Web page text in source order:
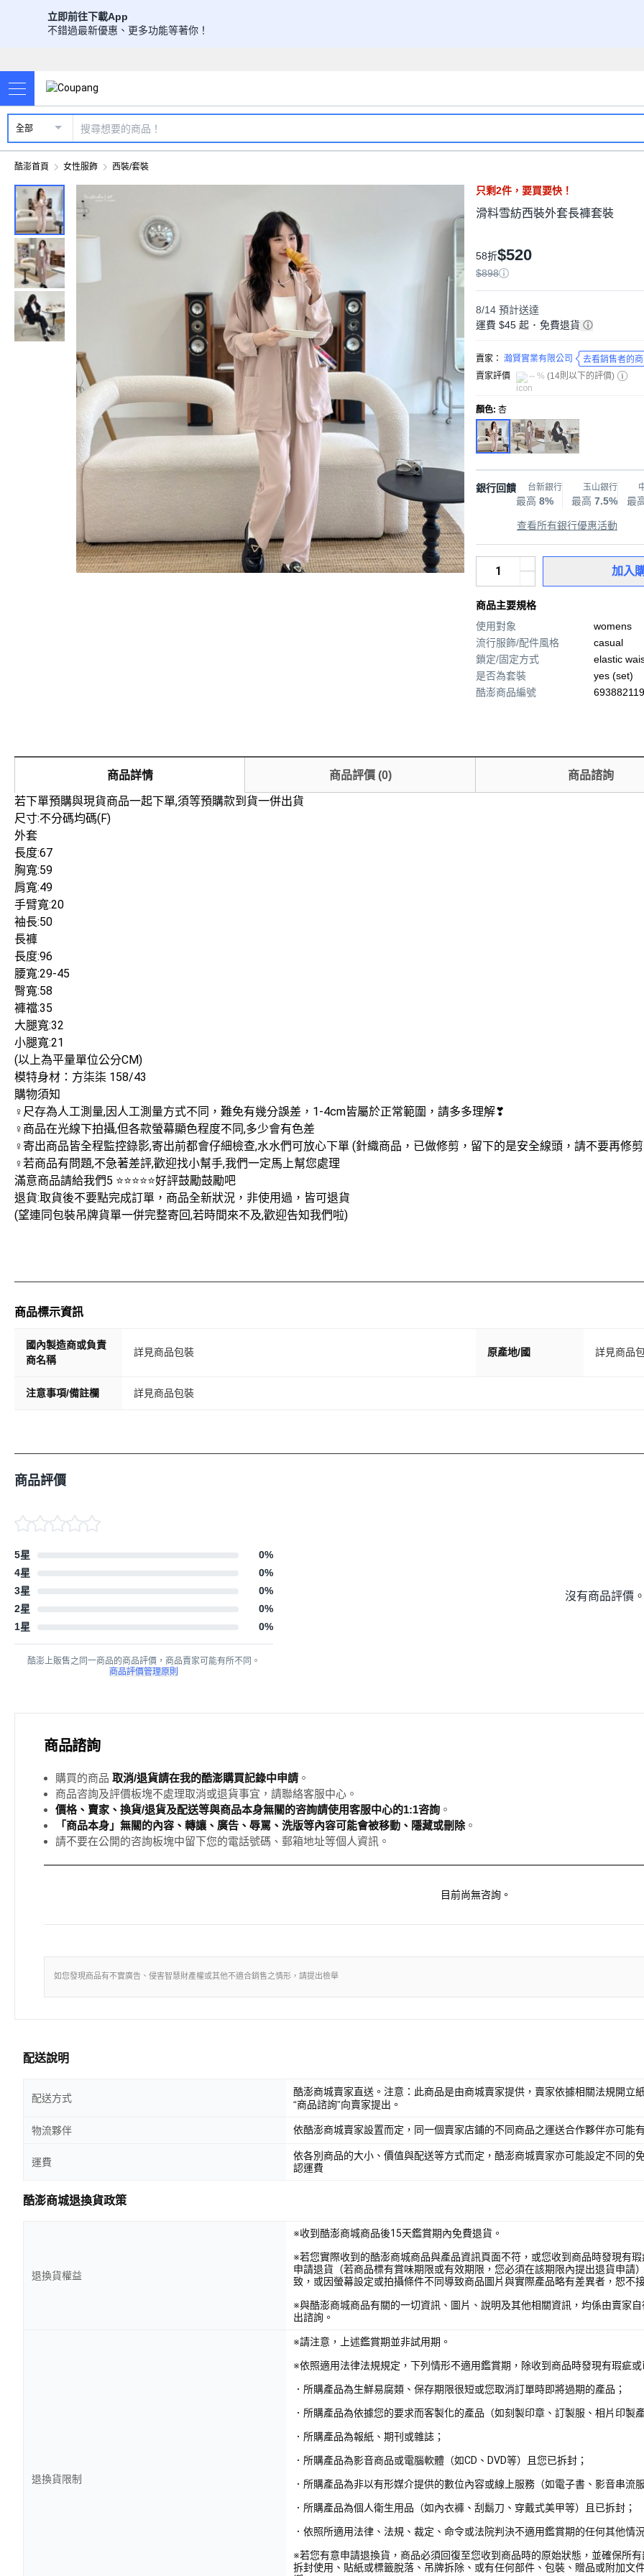
立即前往下載App
不錯過最新優惠、更多功能等著你！
全部
酷澎首頁 女性服飾 西裝/套裝
只剩2件， 要買要快！
滑料雪紡西裝外套長褲套裝
58折$520
$898
8/14 預計送達
運費 $45 起 ･ 免費退貨
賣家： 瀚賢實業有限公司
去看銷售者的
賣家評價
-- % (14則以下的評價)
顏色: 杏
銀行回饋 台新銀行
最高 8%
玉山銀行
最高 7.5% 最
查看所有銀行優惠活動
加入
商品主要規格
使用對象
womens
流行服飾/配件風格
casual
鎖定/固定方式
elastic
是否為套裝
yes (set)
酷澎商品編號
商品詳情 商品評價(0) 商品諮詢
若下單預購與現貨商品一起下單,須等預購款到貨一併出貨
尺寸:不分碼均碼(F)
外套
長度:67
胸寬:59
肩寬:49
手臂寬:20
袖長:50
長褲
長度:96
腰寬:29-45
臀寬:58
褲襠:35
大腿寬:32
小腿寬:21
(以上為平量單位公分CM)
模特身材：方柒柒 158/43
購物須知
‍♀️尺存為人工測量,因人工測量方式不同，難免有幾分誤差，1-4cm皆屬於正常範圍，請多多理解❣
‍♀️商品在光線下拍攝,但各款螢幕顯色程度不同,多少會有色差
‍♀️寄出商品皆全程監控錄影,寄出前都會仔細檢查,水水們可放心下單 (針織商品，已做修剪，留下的是安全線頭，請不要再修
‍♀️若商品有問題,不急著差評,歡迎找小幫手,我們一定馬上幫您處理
滿意商品請給我們5 ⭐⭐⭐⭐⭐好評鼓勵鼓勵吧
退貨:取貨後不要點完成訂單，商品全新狀況，非使用過，皆可退貨
(望連同包裝吊牌貨單一併完整寄回,若時間來不及,歡迎告知我們啦)
商品標示資訊
國內製造商或負責
商名稱
詳見商品包裝 原產地/國 詳見商品
注意事項/備註欄 詳見商品包裝
商品評價
5星 0%
4星
0%
3星
0%
2星
0%
1星
0%
酷澎上販售之同一商品的商品評價，商品賣家可能有所不同。
商品評價管理原則
沒有商品評價
商品諮詢
購買的商品 取消/退貨請在我的酷澎購買記錄中申請 。
商品咨詢及評價板塊不處理取消或退貨事宜，請聯絡客服中心。
價格、賣家、換貨/退貨及配送等與商品本身無關的咨詢請使用客服中心的1:1咨詢 。
「商品本身」無關的內容、轉讓、廣告、辱罵、洗版等內容可能會被移動、隱藏或刪除。
請不要在公開的咨詢板塊中留下您的電話號碼、郵箱地址等個人資訊。
目前尚無咨詢。
如您發現商品有不實廣告、侵害智慧財產權或其他不適合銷售之情形，請提出檢舉
配送說明
配送方式
酷澎商城賣家直送。注意：此商品是由商城賣家提供，賣家依據相關法規開
“商品諮詢”向賣家提出。
物流夥伴 依酷澎商城賣家設置而定，同一個賣家店鋪的不同商品之運送合作夥伴亦可能
運費
依各別商品的大小、價值與配送等方式而定，酷澎商城賣家亦可能設定不同的
認運費
酷澎商城退換貨政策
退換貨權益
※收到酷澎商城商品後15天鑑賞期內免費退貨。
※若您實際收到的酷澎商城商品與產品資訊頁面不符，或您收到商品時發現有
申請退貨（若商品標有賞味期限或有效期限，您必須在該期限內提出退貨申
致，或因螢幕設定或拍攝條件不同導致商品圖片與實際產品略有差異者，恕不
※與酷澎商城商品有關的一切資訊、圖片、說明及其他相關資訊，均係由賣家
出諮詢。
退換貨限制
※請注意，上述鑑賞期並非試用期。
※依照適用法律法規規定，下列情形不適用鑑賞期，除收到商品時發現有瑕疵
．所購產品為生鮮易腐類、保存期限很短或您取消訂單時即將過期的產品；
．所購產品為依據您的要求而客製化的產品（如刻製印章、訂製服、相片印製
．所購產品為報紙、期刊或雜誌；
．所購產品為影音商品或電腦軟體（如CD、DVD等）且您已拆封；
．所購產品為非以有形媒介提供的數位內容或線上服務（如電子書、影音串
．所購產品為個人衛生用品（如內衣褲、刮鬍刀、穿戴式美甲等）且已拆封；
．依照所適用法律、法規、裁定、命令或法院判決不適用鑑賞期的任何其他情
※若您有意申請退換貨，商品必須回復至您收到商品時的原始狀態，並確保所
拆封使用、貼紙或標籤脫落、吊牌拆除、或有任何部件、包裝、贈品或附加文